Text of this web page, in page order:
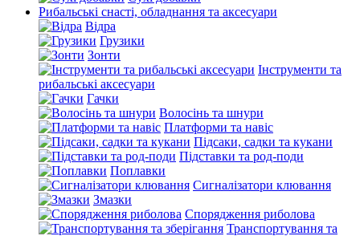
Рибальські снасті, обладнання та аксесуари
Відра
Грузики
Зонти
Інструменти та
рибальські аксесуари
Гачки
Волосінь та шнури
Платформи та навіс
Підсаки, садки та кукани
Підставки та род-поди
Поплавки
Сигналізатори клювання
Змазки
Спорядження риболова
Транспортування та